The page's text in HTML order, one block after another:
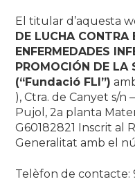
El titular d’aquesta
DE LUCHA CONTRA
ENFERMEDADES
PROMOCIÓN DE LA
(“Fundació FLI”)
), Ctra. de Canyet s/n
Pujol, 2a planta
G60182821 Inscrit al
Generalitat amb el
Telèfon de contacte: